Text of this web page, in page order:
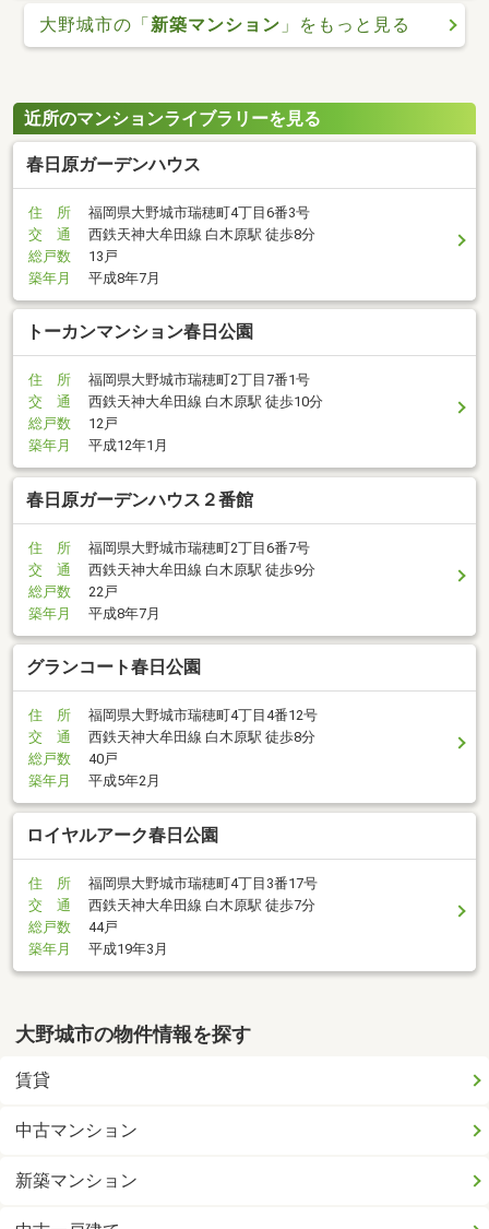
大野城市の「新築マンション 」をもっと見る
近所のマンションライブラリーを見る
春日原ガーデンハウス
住 所
福岡県大野城市瑞穂町4丁目6番3号
交 通
西鉄天神大牟田線 白木原駅 徒歩8分
総戸数
13戸
築年月
平成8年7月
トーカンマンション春日公園
住 所
福岡県大野城市瑞穂町2丁目7番1号
交 通
西鉄天神大牟田線 白木原駅 徒歩10分
総戸数
12戸
築年月
平成12年1月
春日原ガーデンハウス２番館
住 所
福岡県大野城市瑞穂町2丁目6番7号
交 通
西鉄天神大牟田線 白木原駅 徒歩9分
総戸数
22戸
築年月
平成8年7月
グランコート春日公園
住 所
福岡県大野城市瑞穂町4丁目4番12号
交 通
西鉄天神大牟田線 白木原駅 徒歩8分
総戸数
40戸
築年月
平成5年2月
ロイヤルアーク春日公園
住 所
福岡県大野城市瑞穂町4丁目3番17号
交 通
西鉄天神大牟田線 白木原駅 徒歩7分
総戸数
44戸
築年月
平成19年3月
大野城市の物件情報を探す
賃貸
中古マンション
新築マンション